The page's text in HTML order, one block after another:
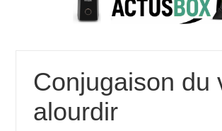
Conjugaison du
alourdir